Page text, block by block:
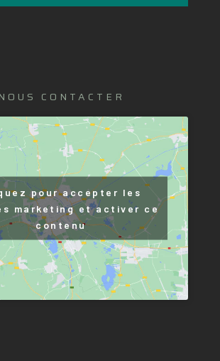
NOUS CONTACTER
pour accepter les
marketing et activer ce
contenu